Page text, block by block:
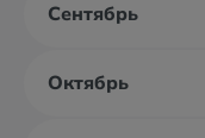
Сентябрь
Октябрь